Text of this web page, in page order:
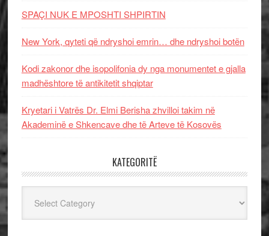
SPAÇI NUK E MPOSHTI SHPIRTIN
New York, qyteti që ndryshoi emrin… dhe ndryshoi botën
Kodi zakonor dhe isopolifonia dy nga monumentet e gjalla
madhështore të antikitetit shqiptar
Kryetari i Vatrës Dr. Elmi Berisha zhvilloi takim në
Akademinë e Shkencave dhe të Arteve të Kosovës
KATEGORITË